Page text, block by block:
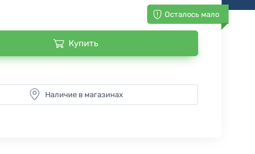
Осталось мало
Купить
Наличие в магазинах